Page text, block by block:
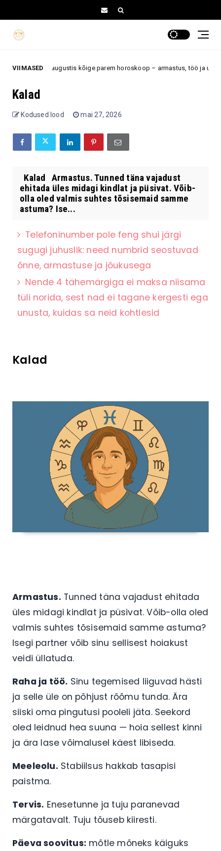
VIIMASEDon augustis kõige parem horoskoop – armastus, töö ja uued
Kalad
Kodused lood mai 27, 2026
Kalad Armastus. Tunned täna vajadust
ehitada üles midagi kindlat ja püsivat. Võib-
olla oled valmis suhtes tõsisemaid samme
astuma? Ise...
Telefoninumber pole feng shui järgi
sugugi juhuslik: need numbrid seostuvad
õnne, armastuse ja jõukusega
Nende 4 tähemärgiga ei maksa niisama
tüli norida, sest nad ei tagane kergesti ega
unusta, kuidas sa neid kohtlesid
Kalad
Armastus. Tunned täna vajadust ehitada
üles midagi kindlat ja püsivat. Võib-olla oled
valmis suhtes tõsisemaid samme astuma?
Isegi partner võib sinu sellisest hoiakust
veidi üllatuda.
Raha ja töö. Sinu tegemised liiguvad hästi
ja selle üle on põhjust rõõmu tunda. Ära
siiski oma pingutusi pooleli jäta. Seekord
oled leidnud hea suuna — hoia sellest kinni
ja ära lase võimalusel käest libiseda.
Meeleolu. Stabiilsus hakkab tasapisi
paistma.
Tervis. Enesetunne ja tuju paranevad
märgatavalt. Tuju tõuseb kiiresti.
Päeva soovitus: mõtle mõneks käiguks